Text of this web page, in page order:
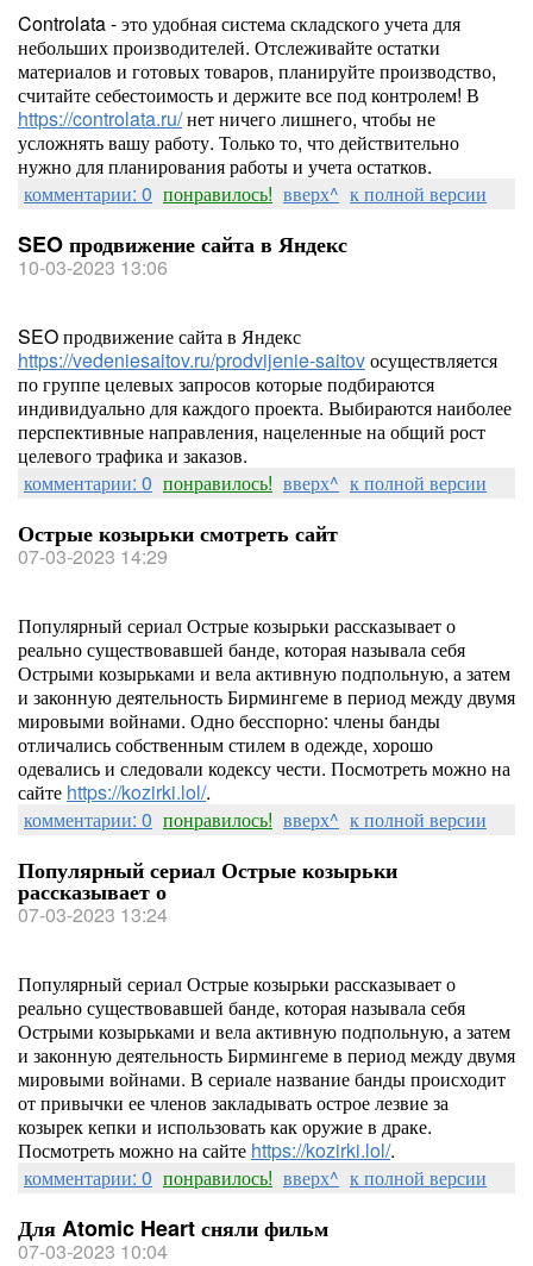
Controlata - это удобная система складского учета для
небольших производителей. Отслеживайте остатки
материалов и готовых товаров, планируйте производство,
считайте себестоимость и держите все под контролем! В
https://controlata.ru/нет ничего лишнего, чтобы не
усложнять вашу работу. Только то, что действительно
нужно для планирования работы и учета остатков.
комментарии: 0 понравилось! вверх^ к полной версии
SEO продвижение сайта в Яндекс
10-03-2023 13:06
SEO продвижение сайта в Яндекс
https://vedeniesaitov.ru/prodvijenie-saitovосуществляется
по группе целевых запросов которые подбираются
индивидуально для каждого проекта. Выбираются наиболее
перспективные направления, нацеленные на общий рост
целевого трафика и заказов.
комментарии: 0 понравилось! вверх^ к полной версии
Острые козырьки смотреть сайт
07-03-2023 14:29
Популярный сериал Острые козырьки рассказывает о
реально существовавшей банде, которая называла себя
Острыми козырьками и вела активную подпольную, а затем
и законную деятельность Бирмингеме в период между двумя
мировыми войнами. Одно бесспорно: члены банды
отличались собственным стилем в одежде, хорошо
одевались и следовали кодексу чести. Посмотреть можно на
сайте https://kozirki.lol/.
комментарии: 0 понравилось! вверх^ к полной версии
Популярный сериал Острые козырьки
рассказывает о
07-03-2023 13:24
Популярный сериал Острые козырьки рассказывает о
реально существовавшей банде, которая называла себя
Острыми козырьками и вела активную подпольную, а затем
и законную деятельность Бирмингеме в период между двумя
мировыми войнами. В сериале название банды происходит
от привычки ее членов закладывать острое лезвие за
козырек кепки и использовать как оружие в драке.
Посмотреть можно на сайте https://kozirki.lol/.
комментарии: 0 понравилось! вверх^ к полной версии
Для Atomic Heart сняли фильм
07-03-2023 10:04